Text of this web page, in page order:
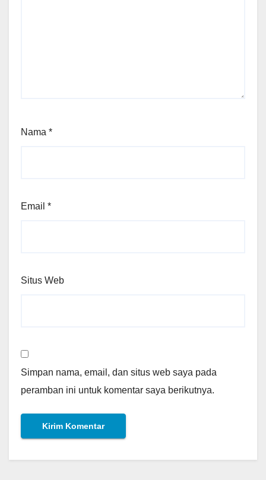
Nama *
Email *
Situs Web
Simpan nama, email, dan situs web saya pada
peramban ini untuk komentar saya berikutnya.